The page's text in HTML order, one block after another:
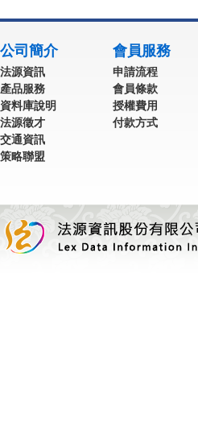
公司簡介
法源資訊
產品服務
資料庫說明
法源徵才
交通資訊
策略聯盟
會員服務
申請流程
會員條款
授權費用
付款方式